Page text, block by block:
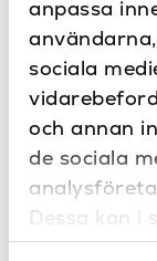
anpassa
sociala
och annan
de sociala
Dessa kan i
Produkter
i serien